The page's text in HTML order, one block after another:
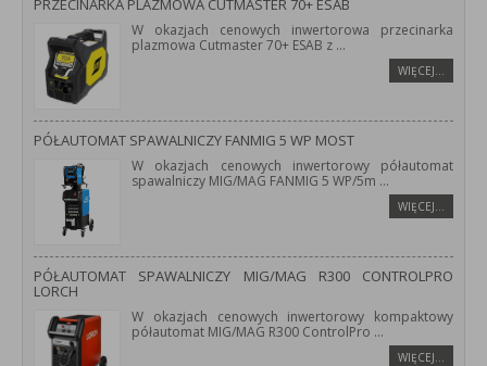
PRZECINARKA PLAZMOWA CUTMASTER 70+ ESAB
W okazjach cenowych inwertorowa przecinarka
plazmowa Cutmaster 70+ ESAB z ...
WIĘCEJ…
PÓŁAUTOMAT SPAWALNICZY FANMIG 5 WP MOST
W okazjach cenowych inwertorowy półautomat
spawalniczy MIG/MAG FANMIG 5 WP/5m ...
WIĘCEJ…
PÓŁAUTOMAT SPAWALNICZY MIG/MAG R300 CONTROLPRO
LORCH
W okazjach cenowych inwertorowy kompaktowy
półautomat MIG/MAG R300 ControlPro ...
WIĘCEJ…